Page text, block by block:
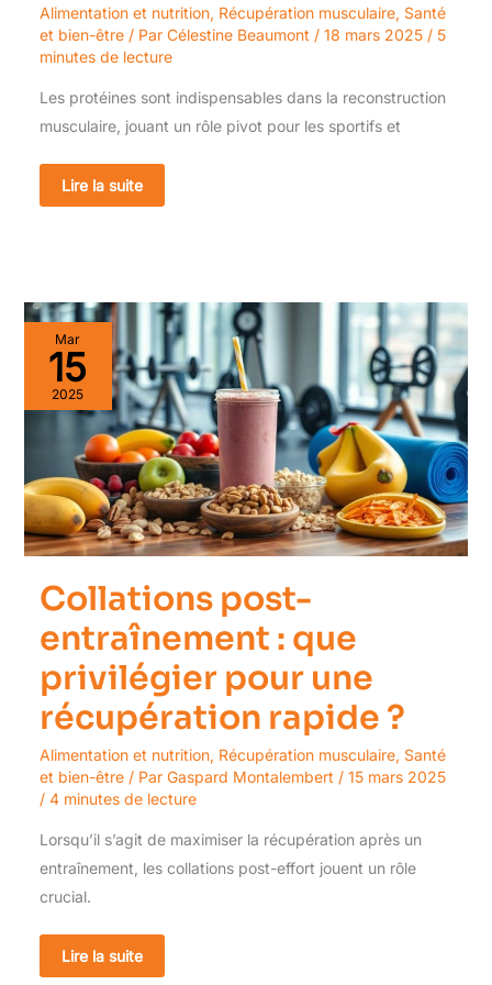
Alimentation et nutrition, Récupération musculaire, Santé
et bien-être/ Par Célestine Beaumont / 18 mars 2025 / 5
minutes de lecture
Les protéines sont indispensables dans la reconstruction
musculaire, jouant un rôle pivot pour les sportifs et
Lire la suite
Mar
15
2025
Collations post-
entraînement : que
privilégier pour une
récupération rapide ?
Alimentation et nutrition, Récupération musculaire, Santé
et bien-être/ Par Gaspard Montalembert / 15 mars 2025
/ 4 minutes de lecture
Lorsqu’il s’agit de maximiser la récupération après un
entraînement, les collations post-effort jouent un rôle
crucial.
Collations
post-
entraînement
:
que
privilégier
pour
une
récupération
rapide
?
Lire la suite